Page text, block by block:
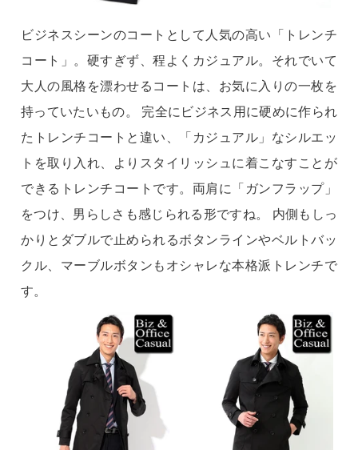
ビジネスシーンのコートとして人気の高い「トレンチ
コート」。硬すぎず、程よくカジュアル。それでいて
大人の風格を漂わせるコートは、お気に入りの一枚を
持っていたいもの。 完全にビジネス用に硬めに作られ
たトレンチコートと違い、「カジュアル」なシルエッ
トを取り入れ、よりスタイリッシュに着こなすことが
できるトレンチコートです。両肩に「ガンフラップ」
をつけ、男らしさも感じられる形ですね。 内側もしっ
かりとダブルで止められるボタンラインやベルトバッ
クル、マーブルボタンもオシャレな本格派トレンチで
す。